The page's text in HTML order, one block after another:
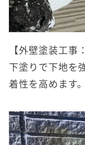
【外壁塗装工
下塗りで下地を
着性を高めます。